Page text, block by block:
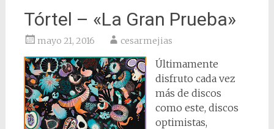
Tórtel – «La Gran Prueba»
mayo 21, 2016 cesarmejias
Últimamente
disfruto cada vez
más de discos
como este, discos
optimistas,